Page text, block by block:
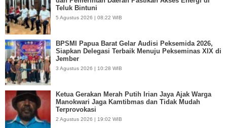
Teluk Bintuni
5 Agustus 2026 | 08:22 WIB
BPSMI Papua Barat Gelar Audisi Peksemida 2026,
Siapkan Delegasi Terbaik Menuju Pekseminas XIX di
Jember
3 Agustus 2026 | 10:28 WIB
Ketua Gerakan Merah Putih Irian Jaya Ajak Warga
Manokwari Jaga Kamtibmas dan Tidak Mudah
Terprovokasi
2 Agustus 2026 | 19:02 WIB